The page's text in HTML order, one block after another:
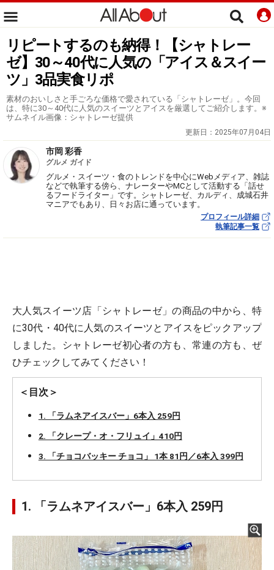
リピートするのも納得！【シャトレー
ゼ】30～40代に人気の「アイス＆スイー
ツ」3品実食リポ
素材のおいしさと手ごろな価格で愛されている「シャトレーゼ」。今回
は、特に30～40代に人気のスイーツとアイスを厳選してご紹介します。※
サムネイル画像：シャトレーゼ提供
更新日： 2025年07月04日
市岡 彩香
グルメ ガイド
グルメ・スイーツ・食のトレンドを中心にWebメディア、雑誌
などで執筆する傍ら、ナレーターやMCとして活動する「話せ
るフードライター」です。シャトレーゼ、カルディ、成城石井
マニアでもあり、日々お店に通っています。
プロフィール詳細
執筆記事一覧
大人気スイーツ店「シャトレーゼ」の商品の中から、特
に30代・40代に人気のスイーツとアイスをピックアップ
しました。シャトレーゼ初心者の方も、常連の方も、ぜ
ひチェックしてみてください！
＜目次＞
1. 「ラムネアイスバー」6本入 259円
2. 「クレープ・オ・フリュイ」410円
3. 「チョコバッキー チョコ」 1本 81円／6本入 399円
1. 「ラムネアイスバー」6本入 259円